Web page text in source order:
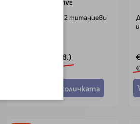
ACTIVE
Дермаролер 192 титаниеви
€ 8.95 (17.50 лв.)
Добави в количката